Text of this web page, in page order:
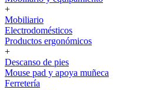
+
Mobiliario
Electrodomésticos
Productos ergonómicos
+
Descanso de pies
Mouse pad y apoya muñeca
Ferretería